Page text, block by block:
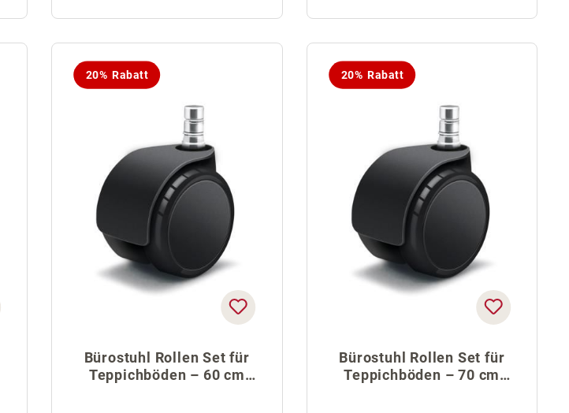
20% Rabatt
Bürostuhl Rollen Set für
Teppichböden – 60 cm
20% Rabatt
Bürostuhl Rollen Set für
Teppichböden – 70 cm